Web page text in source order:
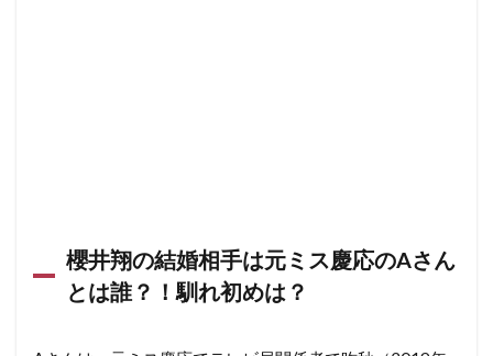
櫻井翔の結婚相手は元ミス慶応のAさん
とは誰？！馴れ初めは？